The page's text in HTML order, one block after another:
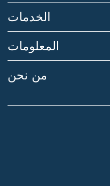
الخدمات
المعلومات
من نحن